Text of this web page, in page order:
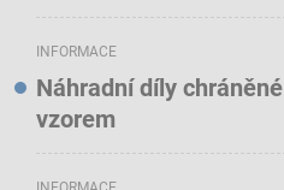
INFORMACE
Náhradní díly
vzorem